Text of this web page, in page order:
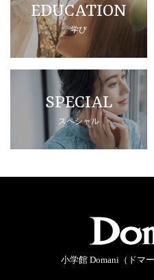
EDUCATION
学び
SPECIAL
スペシャル
小学館 Domani（ドマ